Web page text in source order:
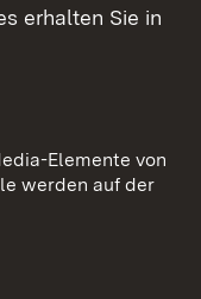
erhalten Sie in
Elemente von
werden auf der